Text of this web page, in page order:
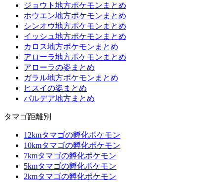
ジョウト地方ポケモンまとめ
ホウエン地方ポケモンまとめ
シンオウ地方ポケモンまとめ
イッシュ地方ポケモンまとめ
カロス地方ポケモンまとめ
アローラ地方ポケモンまとめ
アローラの姿まとめ
ガラル地方ポケモンまとめ
ヒスイの姿まとめ
パルデア地方まとめ
タマゴ距離別
12kmタマゴの孵化ポケモン
10kmタマゴの孵化ポケモン
7kmタマゴの孵化ポケモン
5kmタマゴの孵化ポケモン
2kmタマゴの孵化ポケモン